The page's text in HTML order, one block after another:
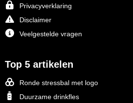
Privacyverklaring
Disclaimer
Veelgestelde vragen
Top 5 artikelen
Ronde stressbal met logo
Duurzame drinkfles